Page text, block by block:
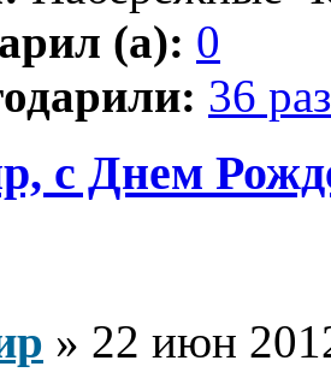
(а): 0
36 раз
с Днем
» 22 июн